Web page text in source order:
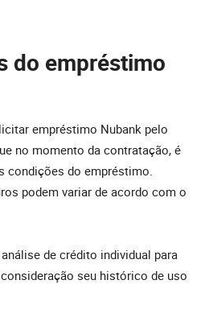
do empréstimo
empréstimo Nubank pelo
no momento da contratação, é
condições do empréstimo.
podem variar de acordo com o
de crédito individual para
seu histórico de uso